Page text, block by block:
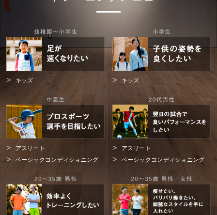
キッズ キッズ
アスリート
ベーシックコンディショニング
アスリート
ベーシックコンディショニング